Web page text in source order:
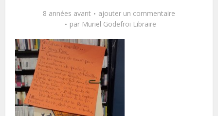
8 années avant
ajouter un commentaire
par Muriel Godefroi Libraire